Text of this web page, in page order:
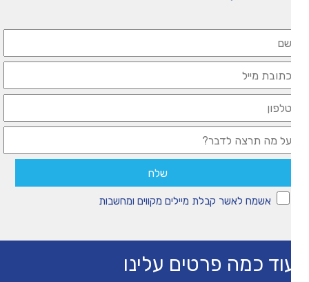
אשמח לאשר קבלת מיילים מקווים ומחשבות
כמה פרטים עלינו